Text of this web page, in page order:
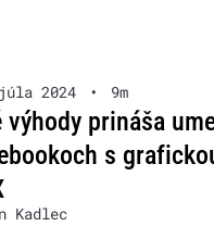
2024 • 9m
výhody prináša
s
Kadlec